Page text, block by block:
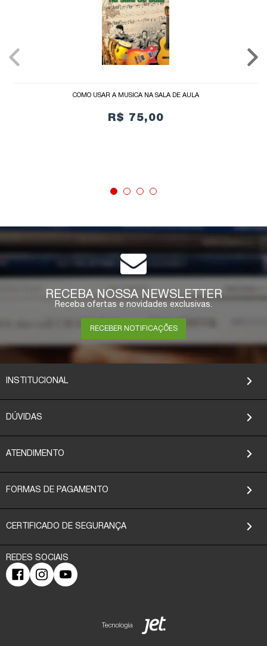
COMO USAR A MÚSICA NA SALA DE AULA
R$ 75,00
COMPRAR
RECEBA NOSSA NEWSLETTER
Receba ofertas e novidades exclusivas.
RECEBER NOTIFICAÇÕES
INSTITUCIONAL
DÚVIDAS
ATENDIMENTO
FORMAS DE PAGAMENTO
CERTIFICADO DE SEGURANÇA